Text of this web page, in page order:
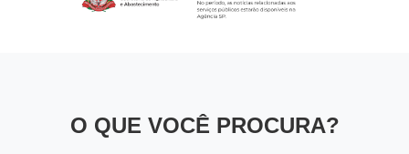
O QUE VOCÊ PROCURA?